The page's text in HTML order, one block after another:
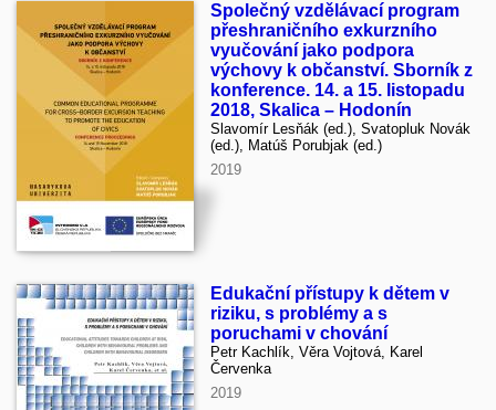
Společný vzdělávací program
přeshraničního exkurzního
vyučování jako podpora
výchovy k občanství. Sborník z
konference. 14. a 15. listopadu
2018, Skalica – Hodonín
Slavomír Lesňák (ed.), Svatopluk Novák
(ed.), Matúš Porubjak (ed.)
2019
Edukační přístupy k dětem v
riziku, s problémy a s
poruchami v chování
Petr Kachlík, Věra Vojtová, Karel
Červenka
2019